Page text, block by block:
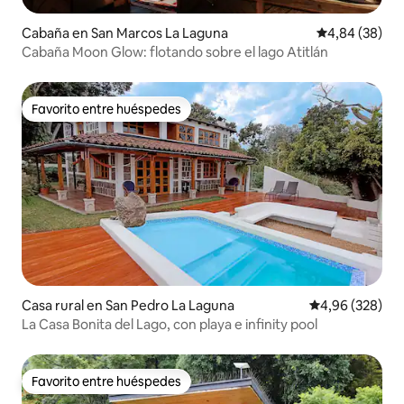
Cabaña en San Marcos La Laguna Calificación
4,84 (38)
Cabaña Moon Glow: flotando sobre el lago Atitlán
Favorito entre huéspedes
Favorito entre huéspedes
Casa rural en San Pedro La Laguna Calificación
4,96 (328)
La Casa Bonita del Lago, con playa e infinity pool
Favorito entre huéspedes
Favorito entre huéspedes